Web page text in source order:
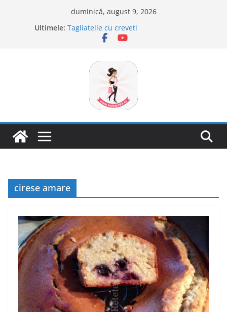
duminică, august 9, 2026
Ultimele: Tagliatelle cu creveti
Clafoutis cu cirese
Savarine
cirese amare